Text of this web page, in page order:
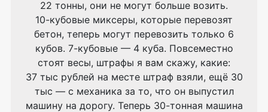
22 тонны, они не могут больше возить.
10-кубовые миксеры, которые перевозят
бетон, теперь могут перевозить только 6
кубов. 7-кубовые— 4 куба. Повсеместно
стоят весы, штрафы я вам скажу, какие:
37 тыс рублей на месте штраф взяли, ещё 30
тыс — с механика за то, что он выпустил
машину на дорогу. Теперь 30-тонная машина